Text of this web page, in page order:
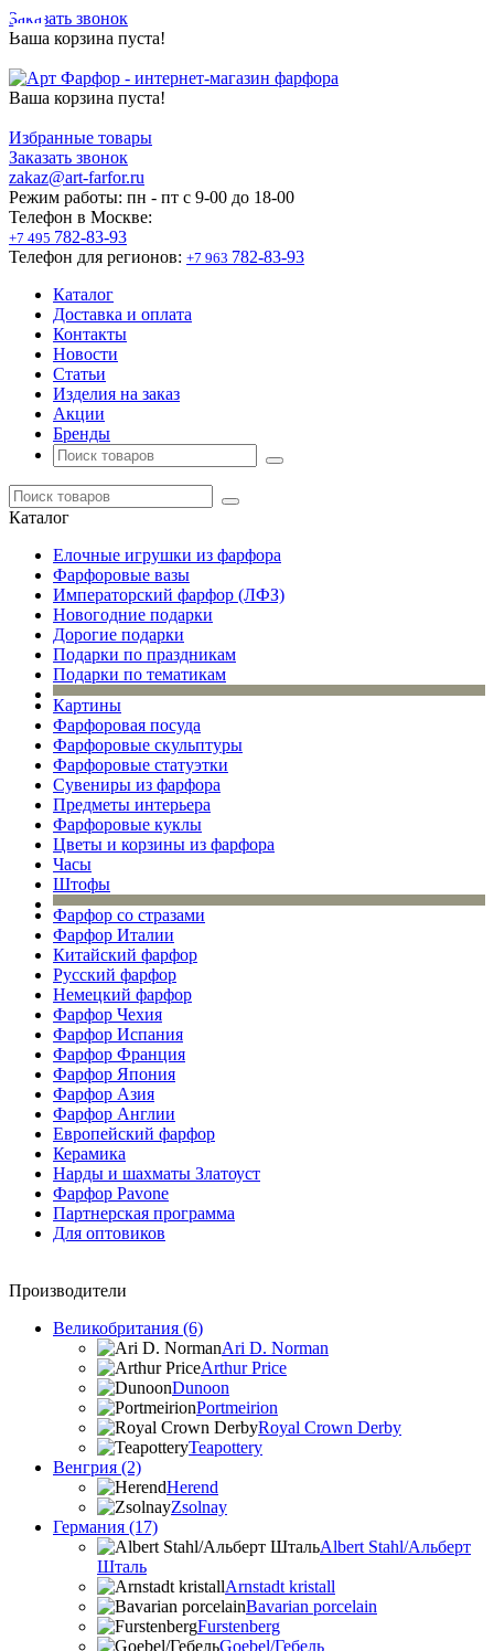
Заказать звонок
Ваша корзина пуста!
Ваша корзина пуста!
Избранные товары
Заказать звонок
zakaz@art-farfor.ru
Режим работы: пн - пт c 9-00 до 18-00
Телефон в Москве:
+7 495 782-83-93
Телефон для регионов: +7 963 782-83-93
Каталог
Доставка и оплата
Контакты
Новости
Статьи
Изделия на заказ
Акции
Бренды
Каталог
Елочные игрушки из фарфора
Фарфоровые вазы
Императорский фарфор (ЛФЗ)
Новогодние подарки
Дорогие подарки
Подарки по праздникам
Подарки по тематикам
Картины
Фарфоровая посуда
Фарфоровые скульптуры
Фарфоровые статуэтки
Сувениры из фарфора
Предметы интерьера
Фарфоровые куклы
Цветы и корзины из фарфора
Часы
Штофы
Фарфор со стразами
Фарфор Италии
Китайский фарфор
Русский фарфор
Немецкий фарфор
Фарфор Чехия
Фарфор Испания
Фарфор Франция
Фарфор Япония
Фарфор Азия
Фарфор Англии
Европейский фарфор
Керамика
Нарды и шахматы Златоуст
Фарфор Pavone
Партнерская программа
Для оптовиков
Производители
Великобритания (6)
Ari D. Norman
Arthur Price
Dunoon
Portmeirion
Royal Crown Derby
Teapottery
Венгрия (2)
Herend
Zsolnay
Германия (17)
Albert Stahl/Альбеpт
Шталь
Arnstadt kristall
Bavarian porcelain
Furstenberg
Goebel/Гебель